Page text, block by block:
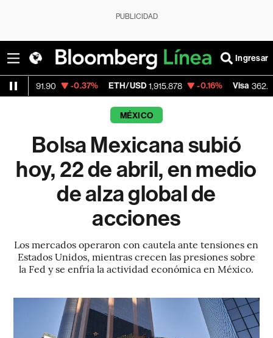
PUBLICIDAD
Ingresar
-0.37% ETH/USD 1,915.878 -0.16% Visa 362.50 -2.15%
MÉXICO
Bolsa Mexicana subió
hoy, 22 de abril, en medio
de alza global de
acciones
Los mercados operaron con cautela ante tensiones en
Estados Unidos, mientras crecen las presiones sobre
la Fed y se enfría la actividad económica en México.